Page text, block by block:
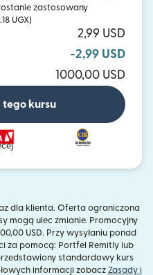
zastosowany
UGX)
2,99 USD
-2,99 USD
1000,00 USD
tego kursu
dla klienta. Oferta ograniczona
mogą ulec zmianie. Promocyjny
USD. Przy wysyłaniu ponad
za pomocą: Portfel Remitly lub
standardowy kurs
informacji zobacz Zasady i